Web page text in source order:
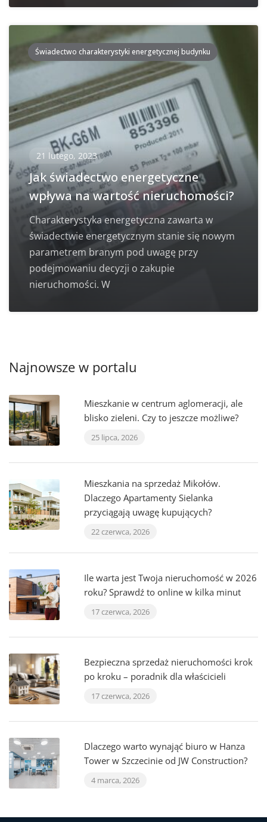
Świadectwo charakterystyki energetycznej budynku
21 lutego, 2023
Jak świadectwo energetyczne
wpływa na wartość nieruchomości?
Charakterystyka energetyczna zawarta w
świadectwie energetycznym stanie się nowym
parametrem branym pod uwagę przy
podejmowaniu decyzji o zakupie
nieruchomości. W
Najnowsze w portalu
Mieszkanie w centrum aglomeracji, ale
blisko zieleni. Czy to jeszcze możliwe?
25 lipca, 2026
Mieszkania na sprzedaż Mikołów.
Dlaczego Apartamenty Sielanka
przyciągają uwagę kupujących?
22 czerwca, 2026
Ile warta jest Twoja nieruchomość w 2026
roku? Sprawdź to online w kilka minut
17 czerwca, 2026
Bezpieczna sprzedaż nieruchomości krok
po kroku – poradnik dla właścicieli
17 czerwca, 2026
Dlaczego warto wynająć biuro w Hanza
Tower w Szczecinie od JW Construction?
4 marca, 2026